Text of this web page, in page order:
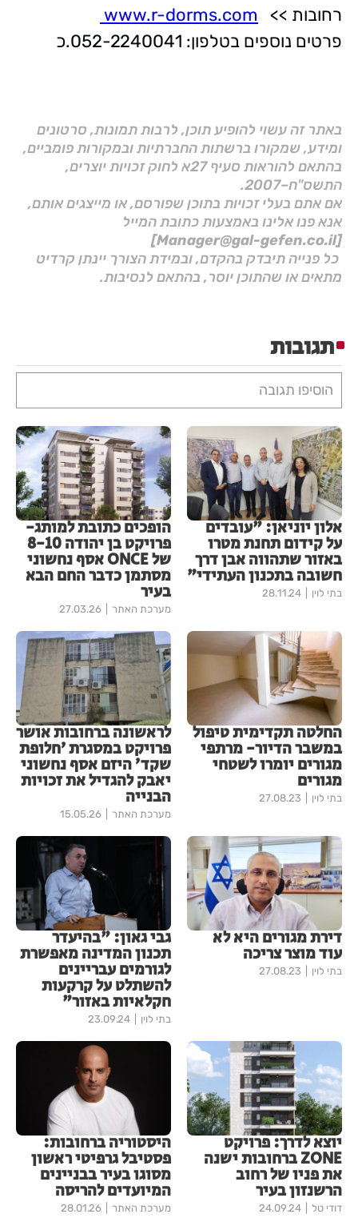
רחובות >> www.r-dorms.com
פרטים נוספים בטלפון: 052-2240041.כ
באתר זה עשוי להופיע תוכן, לרבות תמונות, סרטונים
ומידע, שמקורו ברשתות החברתיות ובמקורות פומביים,
בהתאם להוראות סעיף 27א לחוק זכויות יוצרים,
התשס"ח–2007.
אם אתם בעלי זכויות בתוכן שפורסם, או מייצגים אותם,
אנא פנו אלינו באמצעות כתובת המייל
[Manager@gal-gefen.co.il]
כל פנייה תיבדק בהקדם, ובמידת הצורך יינתן קרדיט
מתאים או שהתוכן יוסר, בהתאם לנסיבות.
תגובות
הוסיפו תגובה
אלון יוניאן: "עובדים
על קידום תחנת מטרו
באזור שתהווה אבן דרך
חשובה בתכנון העתידי"
בתי לוין 28.11.24
הופכים כתובת למותג-
פרויקט בן יהודה 8-10
של ONCE אסף נחשוני
מסתמן כדבר החם הבא
בעיר
מערכת האתר 27.03.26
החלטה תקדימית טיפול
במשבר הדיור- מרתפי
מגורים יומרו לשטחי
מגורים
בתי לוין 27.08.23
לראשונה ברחובות אושר
פרויקט במסגרת ׳חלופת
שקד׳ היזם אסף נחשוני
יאבק להגדיל את זכויות
הבנייה
מערכת האתר 15.05.26
דירת מגורים היא לא
עוד מוצר צריכה
בתי לוין 27.08.23
גבי גאון: "בהיעדר
תכנון המדינה מאפשרת
לגורמים עבריינים
להשתלט על קרקעות
חקלאיות באזור"
בתי לוין 23.09.24
יוצא לדרך: פרויקט
ZONE ברחובות ישנה
את פניו של רחוב
הרשנזון בעיר
דודי טל 24.09.24
היסטוריה ברחובות:
פסטיבל גרפיטי ראשון
מסוגו בעיר בבניינים
המיועדים להריסה
מערכת האתר 28.01.26